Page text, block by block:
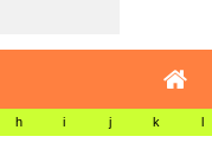
h i j k l